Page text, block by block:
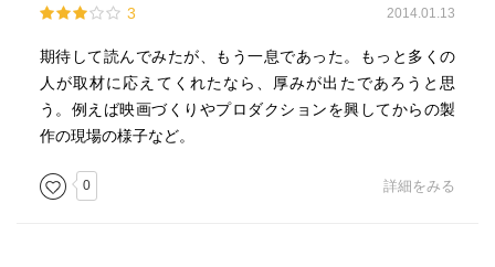
3 2014.01.13
期待して読んでみたが、もう一息であった。もっと多くの
人が取材に応えてくれたなら、厚みが出たであろうと思
う。例えば映画づくりやプロダクションを興してからの製
作の現場の様子など。
0 詳細をみる